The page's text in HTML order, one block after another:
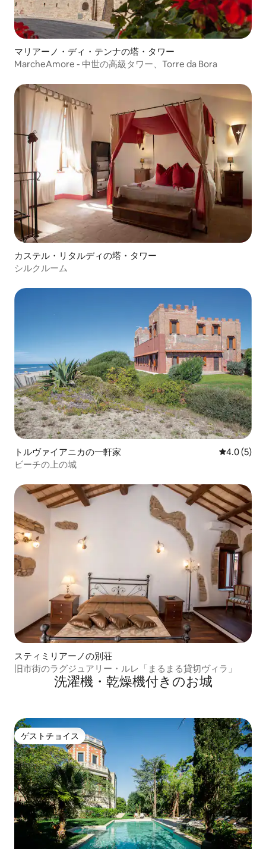
マリアーノ・ディ・テンナの塔・タワー
MarcheAmore - 中世の高級タワー、Torre da Bora
カステル・リタルディの塔・タワー
シルクルーム
トルヴァイアニカの一軒家 レビュー5
4.0 (5)
ビーチの上の城
スティミリアーノの別荘
旧市街のラグジュアリー・ルレ「まるまる貸切ヴィラ」
洗濯機・乾燥機付きのお城
ゲストチョイス
ゲストチョイス